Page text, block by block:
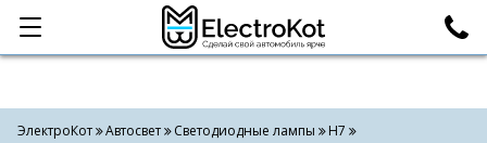
Категории Поиск
ЭлектроКот Автосвет Светодиодные лампы H7